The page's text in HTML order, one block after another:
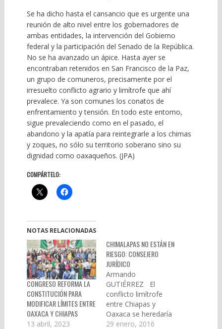
Se ha dicho hasta el cansancio que es urgente una
reunión de alto nivel entre los gobernadores de
ambas entidades, la intervención del Gobierno
federal y la participación del Senado de la República.
No se ha avanzado un ápice. Hasta ayer se
encontraban retenidos en San Francisco de la Paz,
un grupo de comuneros, precisamente por el
irresuelto conflicto agrario y limítrofe que ahí
prevalece. Ya son comunes los conatos de
enfrentamiento y tensión. En todo este entorno,
sigue prevaleciendo como en el pasado, el
abandono y la apatía para reintegrarle a los chimas
y zoques, no sólo su territorio soberano sino su
dignidad como oaxaqueños. (JPA)
COMPÁRTELO:
NOTAS RELACIONADAS
CONGRESO REFORMA LA
CONSTITUCIÓN PARA
MODIFICAR LÍMITES ENTRE
OAXACA Y CHIAPAS
13 abril, 2023
CHIMALAPAS NO ESTÁN EN
RIESGO: CONSEJERO
JURÍDICO
Armando
GUTIÉRREZ El
conflicto limítrofe
entre Chiapas y
Oaxaca se heredaría
a la próxima
29 enero, 2016